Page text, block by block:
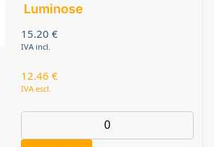
Luminose
15.20 €
IVA incl.
12.46 €
IVA escl.